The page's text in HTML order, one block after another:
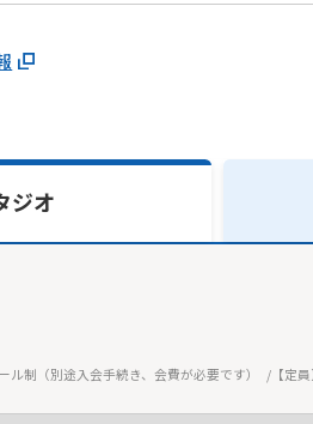
ジオ
ル制（別途入会手続き、会費が必要です） 定員